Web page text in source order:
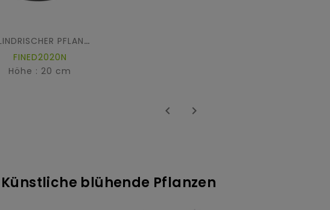
ZYLINDRISCHER PFLANZTOPF FIBER
FINED2020N
Höhe : 20 cm
 
blühende Pflanzen